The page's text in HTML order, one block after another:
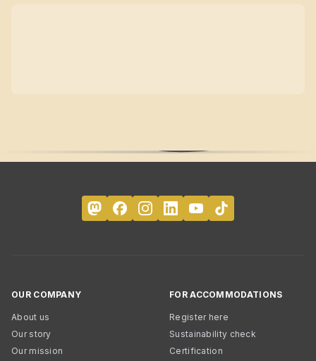
OUR COMPANY
About us
Our story
Our mission
FOR ACCOMMODATIONS
Register here
Sustainability check
Certification